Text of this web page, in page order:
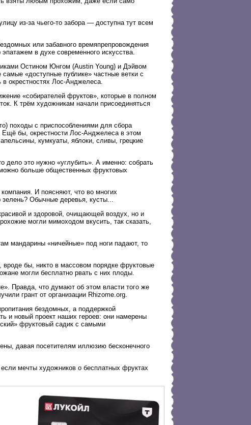
из-за чьего-то забора — доступна тут всем
или забавного времяпрепровождения
в духе современного искусства.
Остином Юнгом (Austin Young) и Дэйвом
«доступные публике» частные ветки с
окрестностях Лос-Анджелеса.
«собирателей фруктов», которые в полном
К трём художникам начали присоединяться
походы с приспособлениями для сбора
Ещё бы, окрестности Лос-Анджелеса в этом
кумкуаты, яблоки, сливы, грецкие
дело это нужно «углубить». А именно: собрать
больше общественных фруктовых
И поясняют, что во многих
Обычные деревья, кусты...
и здоровой, очищающей воздух, но и
могли мимоходом вкусить, так сказать,
мандарины «ничейные» под ноги падают, то
вроде бы, никто в массовом порядке фруктовые
могли бесплатно рвать с них плоды.
Правда, что думают об этом власти того же
грант от организации Rhizome.org.
бездомных, а поддержкой
и новый проект наших героев: они намерены
фруктовый садик с самыми
давая посетителям иллюзию бесконечного
мечты художников о бесплатных фруктах